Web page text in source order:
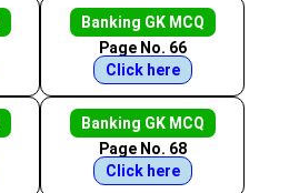
Banking GK MCQ
Page No. 66
Click here
Banking GK MCQ
Page No. 68
Click here